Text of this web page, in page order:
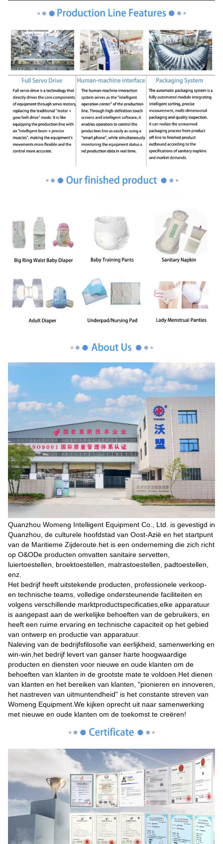
Quanzhou Womeng Intelligent Equipment Co., Ltd. is gevestigd in
Quanzhou, de culturele hoofdstad van Oost-Azië en het startpunt
van de Maritieme Zijderoute.het is een onderneming die zich richt
op O&ODe producten omvatten sanitaire servetten,
luiertoestellen, broektoestellen, matrastoestellen, padtoestellen,
enz.
Het bedrijf heeft uitstekende producten, professionele verkoop-
en technische teams, volledige ondersteunende faciliteiten en
volgens verschillende marktproductspecificaties,elke apparatuur
is aangepast aan de werkelijke behoeften van de gebruikers, en
heeft een ruime ervaring en technische capaciteit op het gebied
van ontwerp en productie van apparatuur.
Naleving van de bedrijfsfilosofie van eerlijkheid, samenwerking en
win-win,het bedrijf levert van ganser harte hoogwaardige
producten en diensten voor nieuwe en oude klanten om de
behoeften van klanten in de grootste mate te voldoen.Het dienen
van klanten en het bereiken van klanten, "pionieren en innoveren,
het nastreven van uitmuntendheid" is het constante streven van
Womeng Equipment.We kijken oprecht uit naar samenwerking
met nieuwe en oude klanten om de toekomst te creëren!